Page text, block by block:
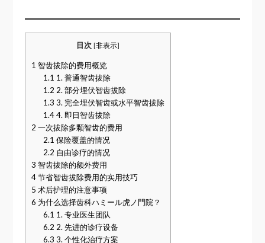
目次 [非表示]
1 智齿拔除的费用概览
1.1 1. 普通智齿拔除
1.2 2. 部分埋伏智齿拔除
1.3 3. 完全埋伏智齿或水平智齿拔除
1.44. 即日智齿拔除
2 一次拔除多颗智齿的费用
2.1 保险覆盖的情况
2.2 自由诊疗的情况
3 智齿拔除的额外费用
4节省智齿拔除费用的实用技巧
5 术后护理的注意事项
6 为什么选择齿科ハミール虎ノ門院？
6.1 1. 专业医生团队
6.2 2. 先进的诊疗设备
6.3 3. 个性化治疗方案